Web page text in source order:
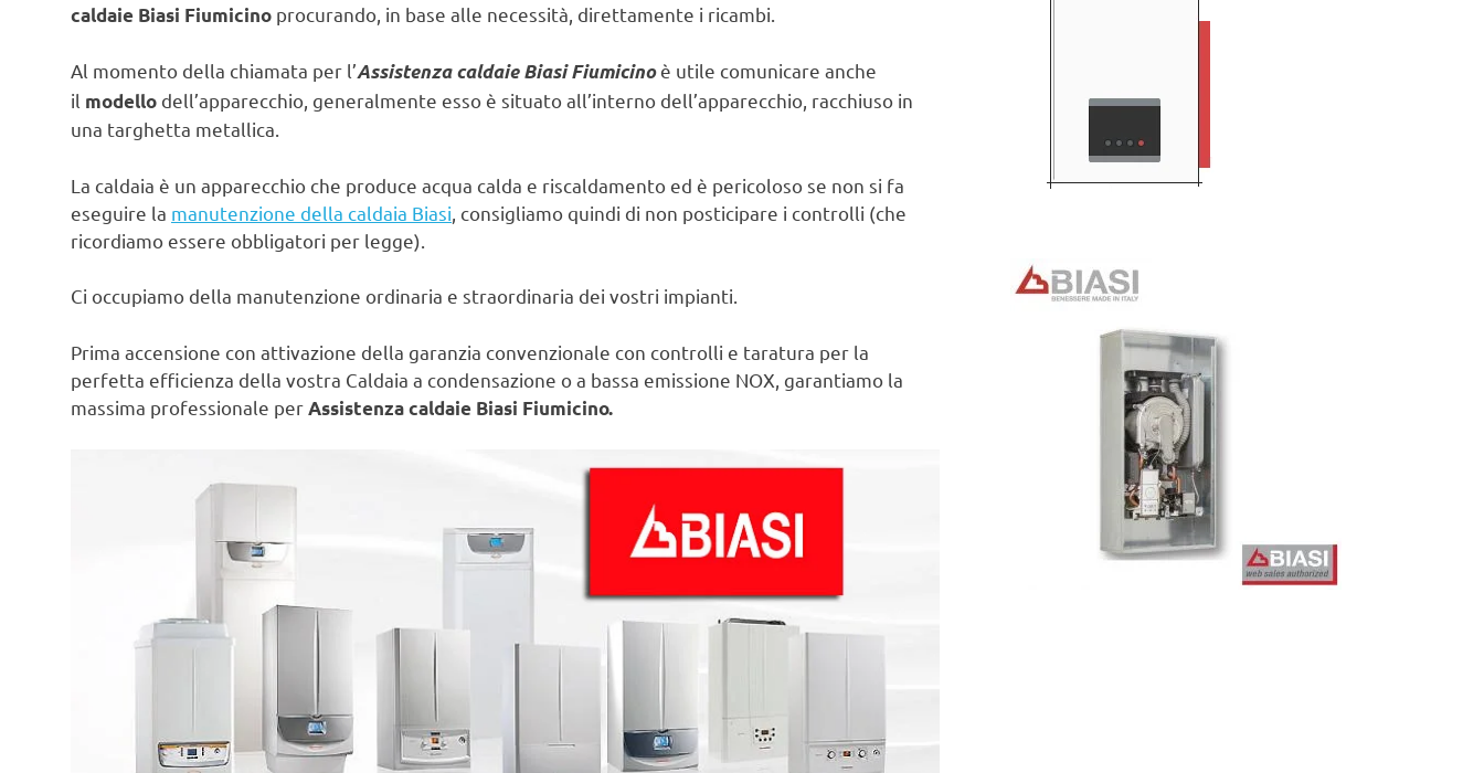
caldaie Biasi Fiumicino procurando, in base alle necessità, direttamente i ricambi.
Al momento della chiamata per l’Assistenza caldaie Biasi Fiumicinoè utile comunicare anche
il modello dell’apparecchio, generalmente esso è situato all’interno dell’apparecchio, racchiuso in
una targhetta metallica.
La caldaia è un apparecchio che produce acqua calda e riscaldamento ed è pericoloso se non si fa
eseguire la manutenzione della caldaia Biasi , consigliamo quindi di non posticipare i controlli (che
ricordiamo essere obbligatori per legge).
Ci occupiamo della manutenzione ordinaria e straordinaria dei vostri impianti.
Prima accensione con attivazione della garanzia convenzionale con controlli e taratura per la
perfetta efficienza della vostra Caldaia a condensazione o a bassa emissione NOX, garantiamo la
massima professionale perAssistenza caldaie Biasi Fiumicino.